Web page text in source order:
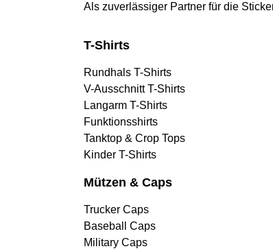
Als zuverlässiger Partner für die
T-Shirts
Rundhals T-Shirts
V-Ausschnitt T-Shirts
Langarm T-Shirts
Funktionsshirts
Tanktop & Crop Tops
Kinder T-Shirts
Mützen & Caps
Trucker Caps
Baseball Caps
Military Caps